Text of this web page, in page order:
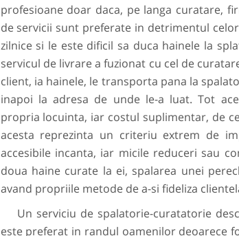
profesioane doar daca, pe langa curatare,
de servicii sunt preferate in detrimentul
zilnice si le este dificil sa duca hainele la
servicul de livrare a fuzionat cu cel de
client, ia hainele, le transporta pana la
inapoi la adresa de unde le-a luat. Tot
propria locuinta, iar costul suplimentar, de
acesta reprezinta un criteriu extrem de
accesibile incanta, iar micile reduceri sau
doua haine curate la ei, spalarea unei
avand propriile metode de a-si fideliza
Un serviciu de spalatorie-curatatorie
este preferat in randul oamenilor deoarece